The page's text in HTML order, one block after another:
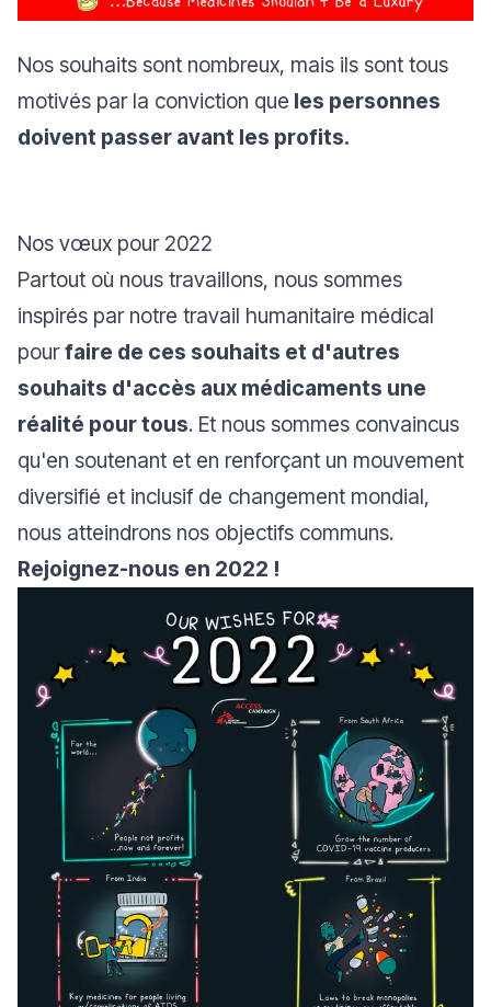
Nos souhaits sont nombreux, mais ils sont tous
motivés par la conviction que les personnes
doivent passer avant les profits.
Nos vœux pour 2022
Partout où nous travaillons, nous sommes
inspirés par notre travail humanitaire médical
pourfaire de ces souhaits et d'autres
souhaits d'accès aux médicaments une
réalité pour tous. Et nous sommes convaincus
qu'en soutenant et en renforçant un mouvement
diversifié et inclusif de changement mondial,
nous atteindrons nos objectifs communs.
Rejoignez-nous en 2022 !